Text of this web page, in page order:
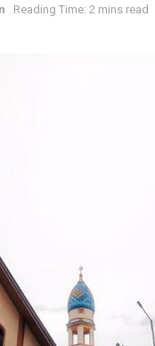
Reading Time: 2 mins read